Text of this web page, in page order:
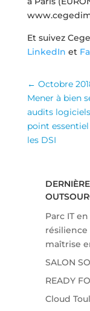
Et suivez
LinkedIn et
← Octobre
Mener à bien
audits
point
les DSI
Parc IT
maîtrise
SALON
READY
Cloud